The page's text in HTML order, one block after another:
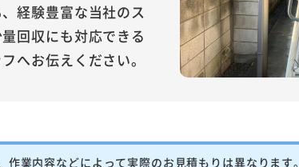
経験豊富な当社のス
回収にも対応できる
へお伝えください。
業内容などによって実際のお見積もりは異なります。